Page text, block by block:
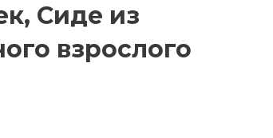
Сиде из
взрослого